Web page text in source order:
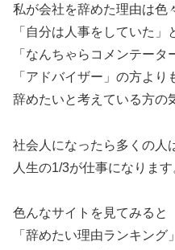
私が会社を辞めた理由は色
「自分は人事をしていた」
「なんちゃらコメンテータ
「アドバイザー」の方より
辞めたいと考えている方の
社会人になったら多くの人
人生の1/3が仕事になります
色んなサイトを見てみると
「辞めたい理由ランキング